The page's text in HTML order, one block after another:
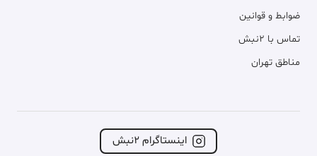
ضوابط و قوانین
تماس با ۲نبش
مناطق تهران
اینستاگرام ۲نبش